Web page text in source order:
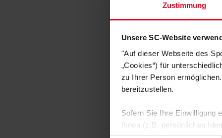
Zustimmung
Unsere SC-Website
"Auf dieser Webseite des
„Cookies“) für
zu Ihrer Person
bereitzustellen.
Sofern Sie Ihre Einwilligung
Ihnen (z.B. persönlichen